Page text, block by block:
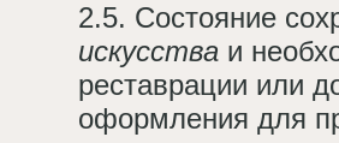
2.5. Состояние
искусстваи
реставрации или
оформления для